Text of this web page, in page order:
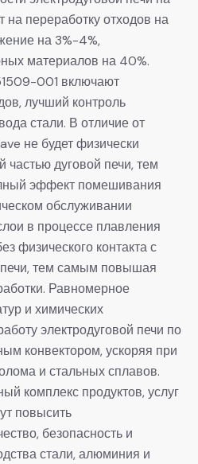
на переработку отходов на
на 3%-4%,
материалов на 40%.
001 включают
лучший контроль
стали. В отличие от
не будет физически
частью дуговой печи, тем
эффект помешивания
обслуживании
в процессе плавления
физического контакта с
тем самым повышая
Равномерное
и химических
электродуговой печи по
конвектором, ускоряя при
и стальных сплавов.
комплекс продуктов, услуг
повысить
безопасность и
стали, алюминия и